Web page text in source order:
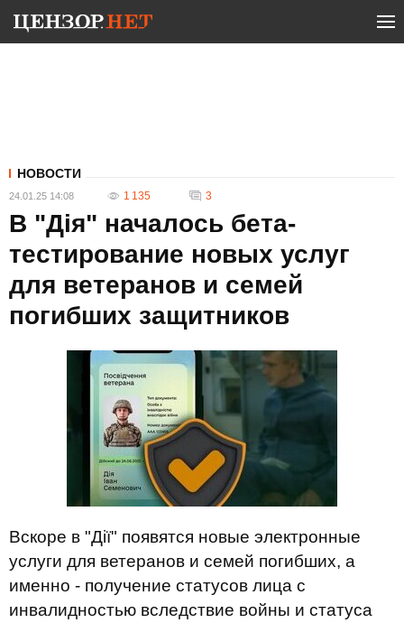
НОВОСТИ
24.01.25 14:08 1 135 3
В "Дія" началось бета-
тестирование новых услуг
для ветеранов и семей
погибших защитников
Вскоре в "Дії" появятся новые электронные
услуги для ветеранов и семей погибших, а
именно - получение статусов лица с
инвалидностью вследствие войны и статуса